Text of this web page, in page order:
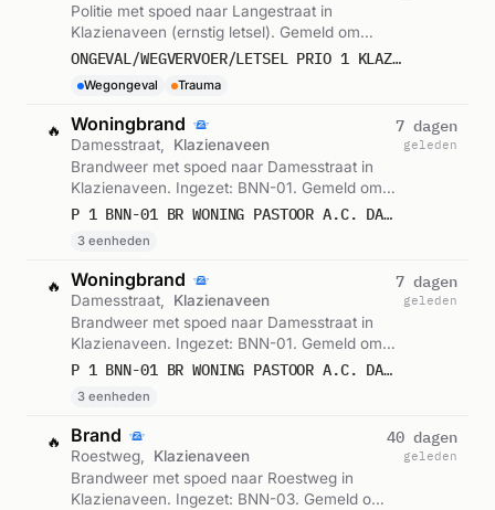
Politie met spoed naar Langestraat in
Klazienaveen (ernstig letsel). Gemeld om
10:59.
ONGEVAL/WEGVERVOER/LETSEL PRIO 1 KLAZIENAVEEN LANGESTRAAT
Wegongeval Trauma
🔥 Woningbrand
Damesstraat,
Klazienaveen
Brandweer met spoed naar Damesstraat in
Klazienaveen. Ingezet: BNN-01. Gemeld om
00:42.
P 1 BNN-01 BR WONING PASTOOR A.C. DAMESSTRAAT KLAZIENAVEEN 038693 038768 038732
3 eenheden
7 dagen
geleden
🔥 Woningbrand
Damesstraat,
Klazienaveen
Brandweer met spoed naar Damesstraat in
Klazienaveen. Ingezet: BNN-01. Gemeld om
00:39.
P 1 BNN-01 BR WONING PASTOOR A.C. DAMESSTRAAT KLAZIENAVEEN 038693 038768 038732
3 eenheden
7 dagen
geleden
🔥 Brand
Roestweg,
Klazienaveen
Brandweer met spoed naar Roestweg in
Klazienaveen. Ingezet: BNN-03. Gemeld om
40 dagen
geleden